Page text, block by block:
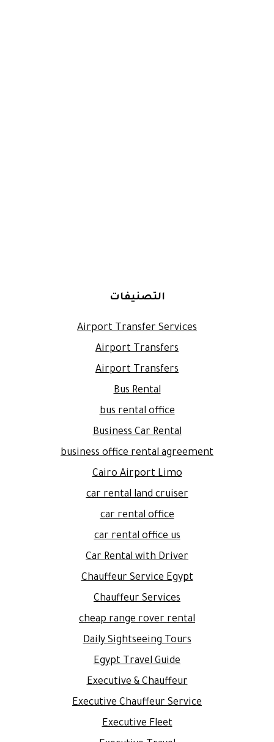
التصنيفات
Airport Transfer Services
Airport Transfers
Airport Transfers
Bus Rental
bus rental office
Business Car Rental
business office rental agreement
Cairo Airport Limo
car rental land cruiser
car rental office
car rental office us
Car Rental with Driver
Chauffeur Service Egypt
Chauffeur Services
cheap range rover rental
Daily Sightseeing Tours
Egypt Travel Guide
Executive & Chauffeur
Executive Chauffeur Service
Executive Fleet